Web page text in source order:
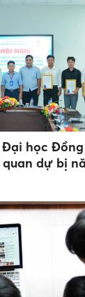
Đại học
dự bị